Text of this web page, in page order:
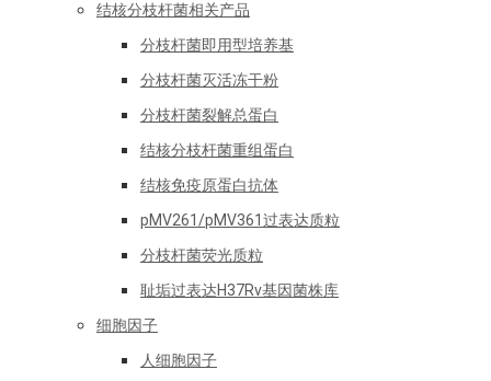
结核分枝杆菌相关产品
分枝杆菌即用型培养基
分枝杆菌灭活冻干粉
分枝杆菌裂解总蛋白
结核分枝杆菌重组蛋白
结核免疫原蛋白抗体
pMV261/pMV361过表达质粒
分枝杆菌荧光质粒
耻垢过表达H37Rv基因菌株库
细胞因子
人细胞因子